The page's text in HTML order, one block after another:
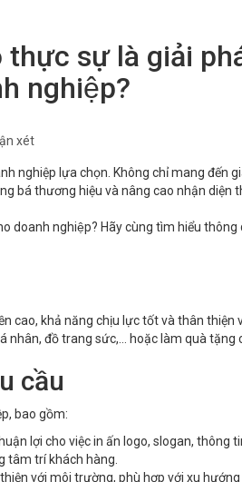
thực sự là giải
nghiệp?
xét
nghiệp lựa chọn. Không chỉ mang đến
bá thương hiệu và nâng cao nhận diện
doanh nghiệp? Hãy cùng tìm hiểu
cao, khả năng chịu lực tốt và thân thiện
đồ trang sức,... hoặc làm quà tặng
cầu
bao gồm:
lợi cho việc in ấn logo, slogan, thông
tâm trí khách hàng.
với môi trường, phù hợp với xu hướng